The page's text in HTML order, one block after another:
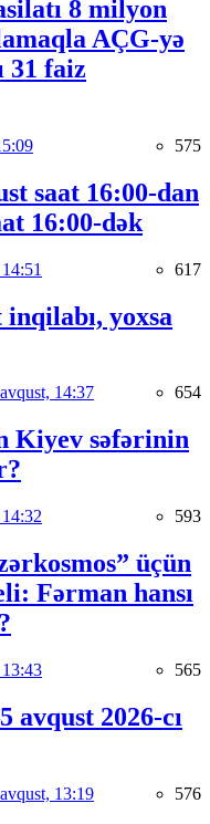
8 milyon
AÇG-yə
31 faiz
575
saat 16:00-dan
16:00-dək
617
yoxsa
14:37 654
Kiyev səfərinin
593
üçün
Fərman hansı
565
avqust 2026-cı
13:19 576